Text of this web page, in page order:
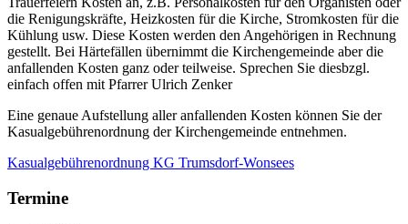
die Renigungskräfte, Heizkosten für die Kirche, Stromkosten für die
Kühlung usw. Diese Kosten werden den Angehörigen in Rechnung
gestellt. Bei Härtefällen übernimmt die Kirchengemeinde aber die
anfallenden Kosten ganz oder teilweise. Sprechen Sie diesbzgl.
einfach offen mit Pfarrer Ulrich Zenker
Eine genaue Aufstellung aller anfallenden Kosten können Sie der
Kasualgebührenordnung der Kirchengemeinde entnehmen.
Kasualgebührenordnung KG Trumsdorf-Wonsees
Termine